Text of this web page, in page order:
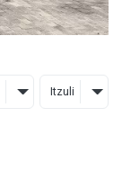
Itzuli